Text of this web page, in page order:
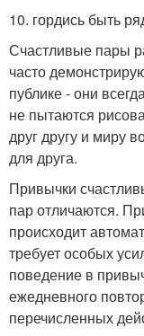
10. гордись быть
Счастливые пары
часто
публике - они
не пытаются
друг другу и миру
для друга.
Привычки
пар отличаются.
происходит
требует особых
поведение в
ежедневного
перечисленных